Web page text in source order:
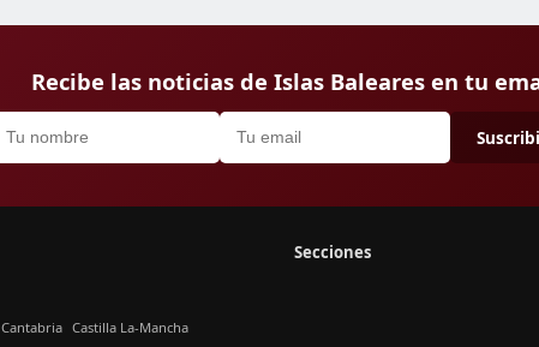
Recibe las noticias de Islas Baleares en tu
Cantabria Castilla La-Mancha
Secciones